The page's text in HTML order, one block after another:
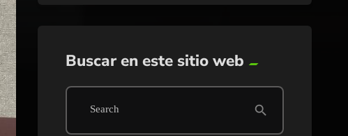
Buscar en este sitio web
Search search